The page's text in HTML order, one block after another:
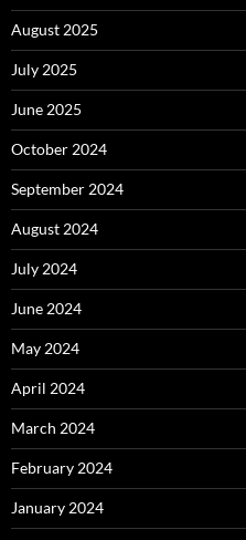
August 2025
July 2025
June 2025
October 2024
September 2024
August 2024
July 2024
June 2024
May 2024
April 2024
March 2024
February 2024
January 2024